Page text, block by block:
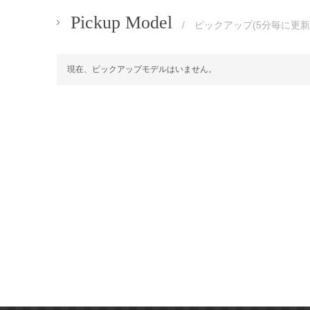
Pickup Model / ピックアップ(5分毎に更
現在、ピックアップモデルはいません。